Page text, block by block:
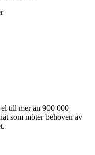
till mer än 900 000
som möter behoven av